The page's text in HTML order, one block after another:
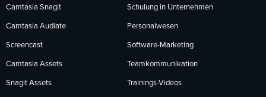
folgenfolgen
Camtasia Snagit
Camtasia Audiate
Screencast
Camtasia Assets
Snagit Assets
Schulung in Unternehmen
Personalwesen
Software-Marketing
Teamkommunikation
Trainings-Videos